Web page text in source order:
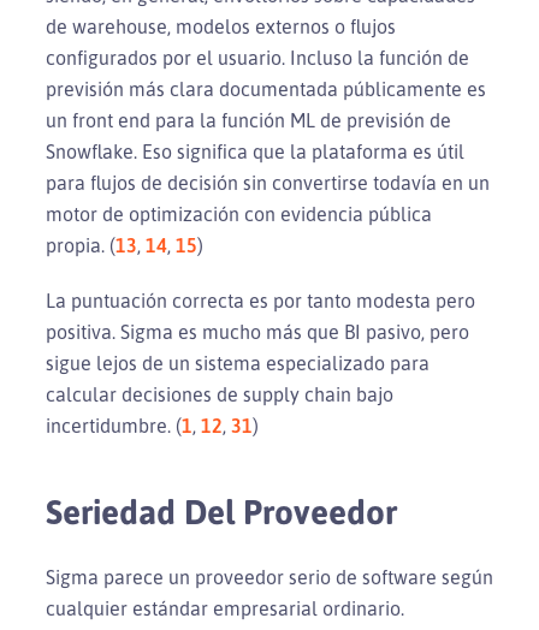
de warehouse, modelos externos o flujos
configurados por el usuario. Incluso la función de
previsión más clara documentada públicamente es
un front end para la función ML de previsión de
Snowflake. Eso significa que la plataforma es útil
para flujos de decisión sin convertirse todavía en un
motor de optimización con evidencia pública
propia. (13, 14, 15)
La puntuación correcta es por tanto modesta pero
positiva. Sigma es mucho más que BI pasivo, pero
sigue lejos de un sistema especializado para
calcular decisiones de supply chain bajo
incertidumbre. (1, 12, 31)
Seriedad Del Proveedor
Sigma parece un proveedor serio de software según
cualquier estándar empresarial ordinario.